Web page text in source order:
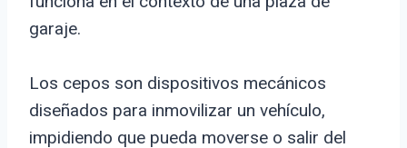
garaje.
Los cepos son dispositivos mecánicos
diseñados para inmovilizar un vehículo,
impidiendo que pueda moverse o salir del